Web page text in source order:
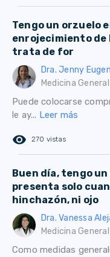
Tengo un orzuelo
enrojecimiento de
trata de for
Dra. Jenny
Medicina General
Puede colocarse
le ay... Leer más
remove_red_eye 270 vistas
Buen día, tengo
presenta solo
hinchazón, ni ojo
Dra. Vanessa
Medicina General
Como medidas